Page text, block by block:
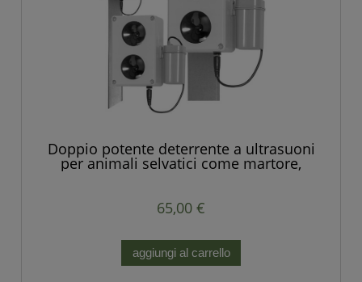
Doppio potente deterrente a ultrasuoni
per animali selvatici come martore,
65,00 €
aggiungi al carrello